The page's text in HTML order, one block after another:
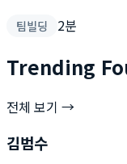
팀빌딩 2분
Trending
전체 보기 →
김범수